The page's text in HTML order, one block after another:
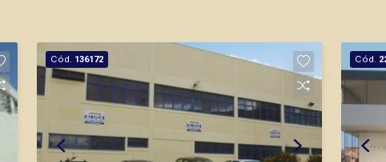
Cód. 136172 Cód.